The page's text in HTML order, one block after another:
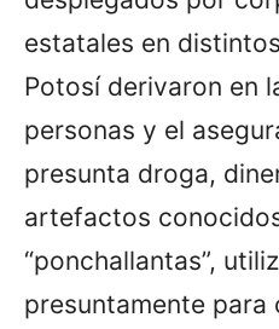
estatales en
Potosí derivaron en
personas y el
presunta droga,
artefactos
“ponchallantas”,
presuntamente para